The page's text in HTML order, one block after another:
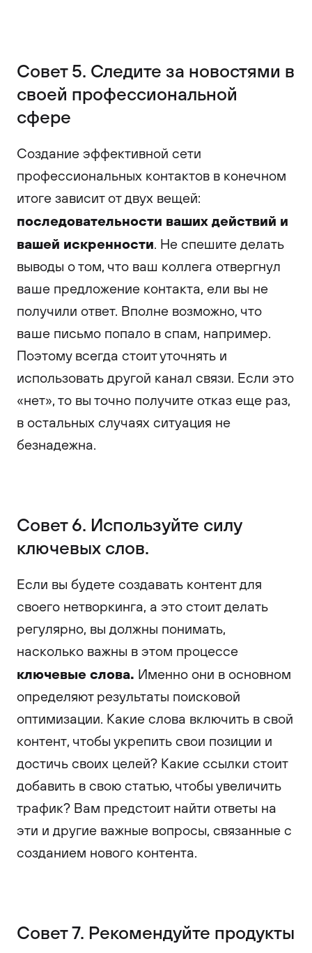
Совет 5. Следите за новостями в
своей профессиональной
сфере
Создание эффективной сети
профессиональных контактов в конечном
итоге зависит от двух вещей:
последовательности ваших действий и
вашей искренности. Не спешите делать
выводы о том, что ваш коллега отвергнул
ваше предложение контакта, ели вы не
получили ответ. Вполне возможно, что
ваше письмо попало в спам, например.
Поэтому всегда стоит уточнять и
использовать другой канал связи. Если это
«нет», то вы точно получите отказ еще раз,
в остальных случаях ситуация не
безнадежна.
Совет 6. Используйте силу
ключевых слов.
Если вы будете создавать контент для
своего нетворкинга, а это стоит делать
регулярно, вы должны понимать,
насколько важны в этом процессе
ключевые слова. Именно они в основном
определяют результаты поисковой
оптимизации. Какие слова включить в свой
контент, чтобы укрепить свои позиции и
достичь своих целей? Какие ссылки стоит
добавить в свою статью, чтобы увеличить
трафик? Вам предстоит найти ответы на
эти и другие важные вопросы, связанные с
созданием нового контента.
Совет 7. Рекомендуйте продукты